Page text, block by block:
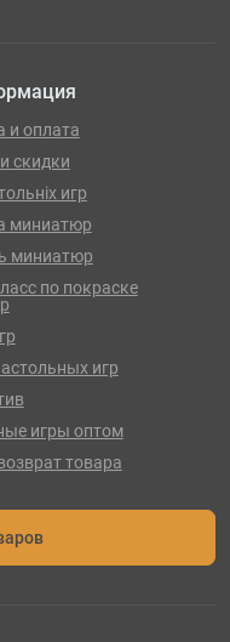
и оплата
скидки
игр
миниатюр
миниатюр
по покраске
игр
игры оптом
товара